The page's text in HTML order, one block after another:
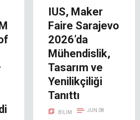
IUS, Maker
Faire Sarajevo
2026’da
Mühendislik,
Tasarım ve
Yenilikçiliği
Tanıttı
BILIM JUN 08